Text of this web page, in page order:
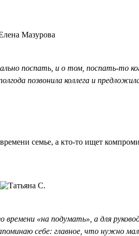
поспать, и о том, поспать-то
позвонила коллега и
семье, а кто-то ищет
«на подумать», а для
себе: главное, что нужно